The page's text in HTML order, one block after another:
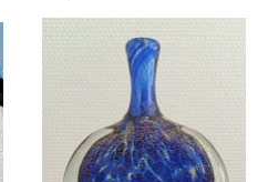
Soufflé "Menhir",
Inclusions...